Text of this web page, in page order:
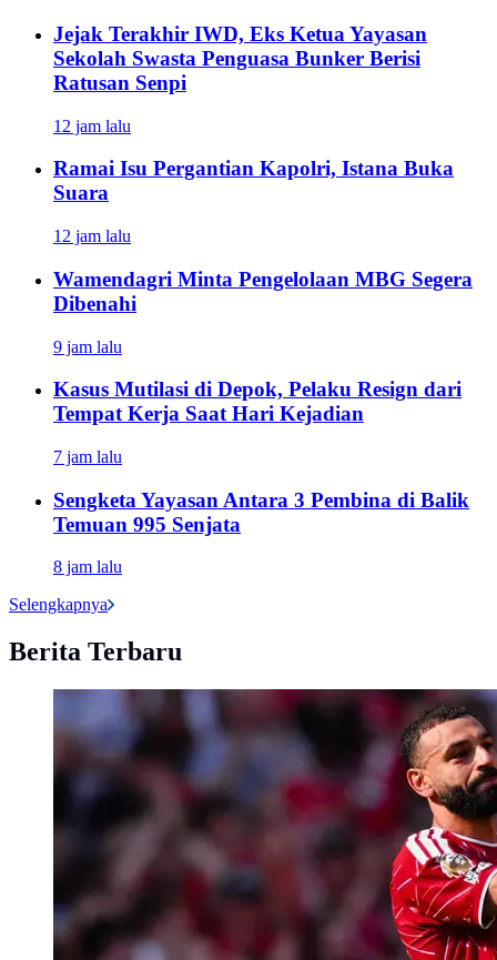
Jejak Terakhir IWD, Eks Ketua Yayasan
Sekolah Swasta Penguasa Bunker Berisi
Ratusan Senpi
12 jam lalu
Ramai Isu Pergantian Kapolri, Istana Buka
Suara
12 jam lalu
Wamendagri Minta Pengelolaan MBG Segera
Dibenahi
9 jam lalu
Kasus Mutilasi di Depok, Pelaku Resign dari
Tempat Kerja Saat Hari Kejadian
7 jam lalu
Sengketa Yayasan Antara 3 Pembina di Balik
Temuan 995 Senjata
8 jam lalu
Selengkapnya
Berita Terbaru